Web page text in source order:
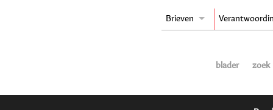
Brieven
blader zoek